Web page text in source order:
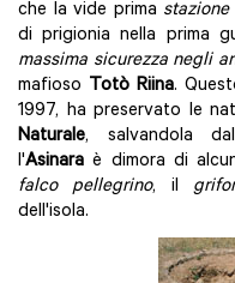
che la vide prima
di prigionia nella prima
massima sicurezza negli
mafioso
Totò Riina.
1997, ha preservato le
Naturale, salvandola
l'Asinara è dimora di
falco pellegrino, il
dell'isola.